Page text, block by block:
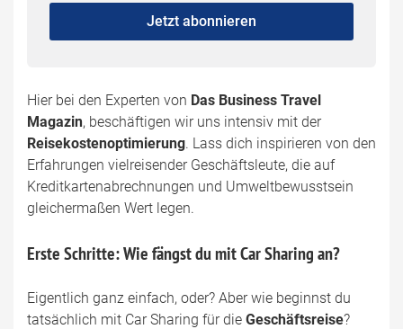
fill
Mailadresse:
Jetzt abonnieren
Hier bei den Experten von Das Business Travel
Magazin, beschäftigen wir uns intensiv mit der
Reisekostenoptimierung. Lass dich inspirieren von den
Erfahrungen vielreisender Geschäftsleute, die auf
Kreditkartenabrechnungen und Umweltbewusstsein
gleichermaßen Wert legen.
Erste Schritte: Wie fängst du mit Car Sharing an?
Eigentlich ganz einfach, oder? Aber wie beginnst du
tatsächlich mit Car Sharing für die Geschäftsreise?